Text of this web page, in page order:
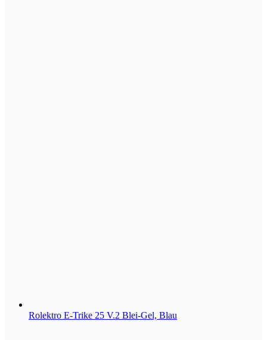
Rolektro E-Trike 25 V.2 Blei-Gel, Blau